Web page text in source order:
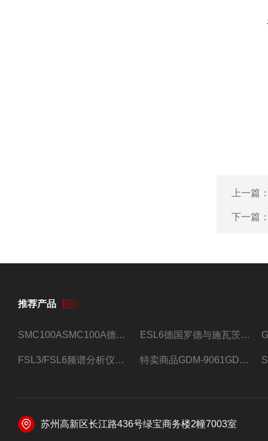
上一篇
下一篇
推荐产品
SMC100ASMC100A德国罗德与施瓦茨射频信号源 ESL6德国罗德与施瓦茨预认证EMI接收机
FSL3/FSL6频谱分析仪FSL3/FSL6罗德与施瓦茨 特卖商品GDM-9061GDM-9061台式万用表
苏州高新区长江路436号绿宝商务楼2幢7003室